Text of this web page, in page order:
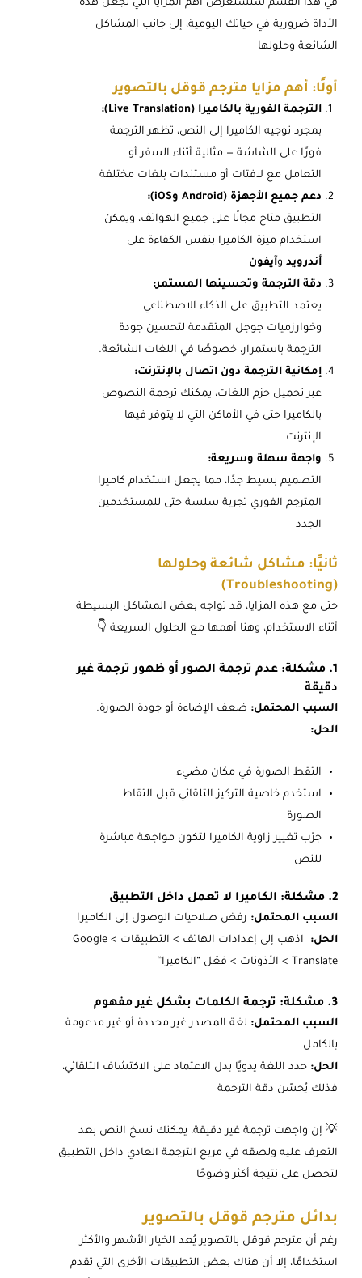
في هذا القسم سنستعرض أهم المزايا التي تجعل هذه
الأداة ضرورية في حياتك اليومية، إلى جانب المشاكل
الشائعة وحلولها
أولًا: أهم مزايا مترجم قوقل بالتصوير
الترجمة الفورية بالكاميرا (Live Translation):
بمجرد توجيه الكاميرا إلى النص، تظهر الترجمة
فورًا على الشاشة — مثالية أثناء السفر أو
التعامل مع لافتات أو مستندات بلغات مختلفة
دعم جميع الأجهزة (Android وiOS):
التطبيق متاح مجانًا على جميع الهواتف، ويمكن
استخدام ميزة الكاميرا بنفس الكفاءة على
أندرويد وآيفون
دقة الترجمة وتحسينها المستمر:
يعتمد التطبيق على الذكاء الاصطناعي
وخوارزميات جوجل المتقدمة لتحسين جودة
الترجمة باستمرار، خصوصًا في اللغات الشائعة.
إمكانية الترجمة دون اتصال بالإنترنت:
عبر تحميل حزم اللغات، يمكنك ترجمة النصوص
بالكاميرا حتى في الأماكن التي لا يتوفر فيها
الإنترنت
واجهة سهلة وسريعة:
التصميم بسيط جدًا، مما يجعل استخدام كاميرا
المترجم الفوري تجربة سلسة حتى للمستخدمين
الجدد
ثانيًا: مشاكل شائعة وحلولها
(Troubleshooting)
حتى مع هذه المزايا، قد تواجه بعض المشاكل البسيطة
أثناء الاستخدام، وهنا أهمها مع الحلول السريعة 👇
1. مشكلة: عدم ترجمة الصور أو ظهور ترجمة غير
دقيقة
السبب المحتمل: ضعف الإضاءة أو جودة الصورة.
الحل:
التقط الصورة في مكان مضيء
استخدم خاصية التركيز التلقائي قبل التقاط
الصورة
جرّب تغيير زاوية الكاميرا لتكون مواجهة مباشرة
للنص
2. مشكلة: الكاميرا لا تعمل داخل التطبيق
السبب المحتمل: رفض صلاحيات الوصول إلى الكاميرا
الحل:
اذهب إلى إعدادات الهاتف > التطبيقات > Google
Translate > الأذونات > فعّل “الكاميرا”
3. مشكلة: ترجمة الكلمات بشكل غير مفهوم
السبب المحتمل: لغة المصدر غير محددة أو غير مدعومة
بالكامل
الحل: حدد اللغة يدويًا بدل الاعتماد على الاكتشاف التلقائي،
فذلك يُحسّن دقة الترجمة
💡 إن واجهت ترجمة غير دقيقة، يمكنك نسخ النص بعد
التعرف عليه ولصقه في مربع الترجمة العادي داخل التطبيق
لتحصل على نتيجة أكثر وضوحًا
بدائل مترجم قوقل بالتصوير
رغم أن مترجم قوقل بالتصوير يُعد الخيار الأشهر والأكثر
استخدامًا، إلا أن هناك بعض التطبيقات الأخرى التي تقدم